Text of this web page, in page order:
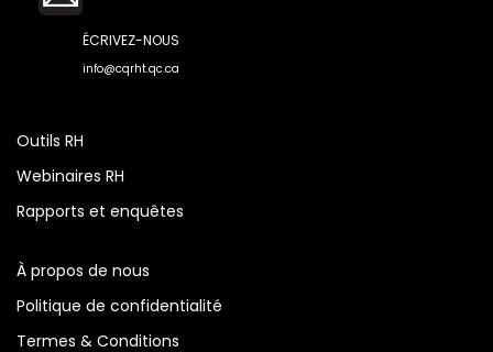
ÉCRIVEZ-NOUS
info@cqrht.qc.ca
Outils RH
Webinaires RH
Rapports et enquêtes
À propos de nous
Politique de confidentialité
Termes & Conditions